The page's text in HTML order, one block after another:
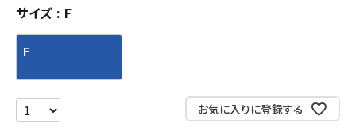
サイズ F
F
お気に入りに登録する